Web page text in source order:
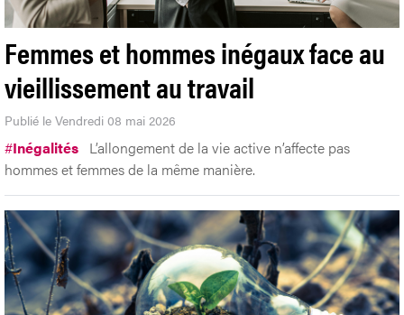
Femmes et hommes inégaux face au
vieillissement au travail
Publié le Vendredi 08 mai 2026
#Inégalités L’allongement de la vie active n’affecte pas
hommes et femmes de la même manière.